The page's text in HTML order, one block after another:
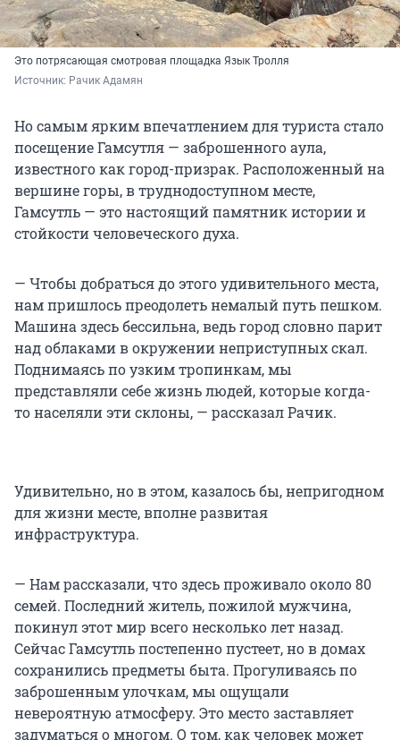
Это потрясающая смотровая площадка Язык Тролля
Источник: Рачик Адамян
Но самым ярким впечатлением для туриста стало
посещение Гамсутля — заброшенного аула,
известного как город-призрак. Расположенный на
вершине горы, в труднодоступном месте,
Гамсутль — это настоящий памятник истории и
стойкости человеческого духа.
— Чтобы добраться до этого удивительного места,
нам пришлось преодолеть немалый путь пешком.
Машина здесь бессильна, ведь город словно парит
над облаками в окружении неприступных скал.
Поднимаясь по узким тропинкам, мы
представляли себе жизнь людей, которые когда-
то населяли эти склоны, — рассказал Рачик.
Удивительно, но в этом, казалось бы, непригодном
для жизни месте, вполне развитая
инфраструктура.
— Нам рассказали, что здесь проживало около 80
семей. Последний житель, пожилой мужчина,
покинул этот мир всего несколько лет назад.
Сейчас Гамсутль постепенно пустеет, но в домах
сохранились предметы быта. Прогуливаясь по
заброшенным улочкам, мы ощущали
невероятную атмосферу. Это место заставляет
задуматься о многом. О том, как человек может